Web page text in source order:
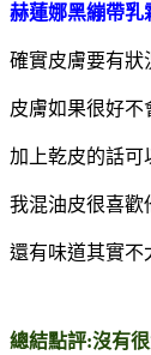
赫蓮娜黑繃帶乳
確實皮膚要有狀
皮膚如果很好不
加上乾皮的話可
我混油皮很喜歡
還有味道其實不
總結點評:沒有